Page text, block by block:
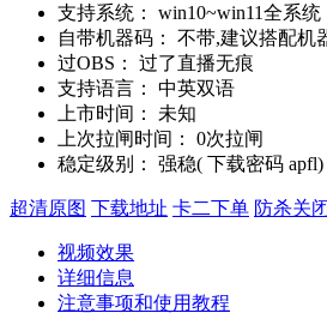
支持系统：
win10~win11全系统
自带机器码：
不带,建议搭配机
过OBS：
过了直播无痕
支持语言：
中英双语
上市时间：
未知
上次拉闸时间：
0次拉闸
稳定级别：
强稳( 下载密码 apfl)
超清原图 下载地址 卡二下单 防杀关闭
视频效果
详细信息
注意事项和使用教程